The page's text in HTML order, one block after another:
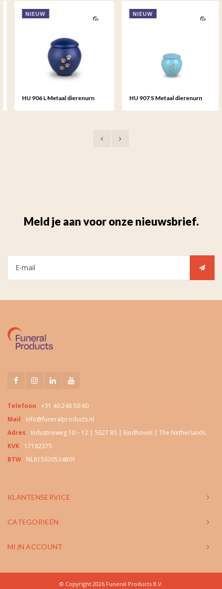
NIEUW
HU 906 L Metaal dierenurn
NIEUW
HU 907 S Metaal dierenurn
Meld je aan voor onze nieuwsbrief.
Telefoon
+31 40 248 50 60
Mail
info@funeralproducts.nl
Adres
Industrieweg 10 – 12 | 5627 BS | Eindhoven | The Netherlands
KVK
17182375
BTW
NL815330534B01
KLANTENSERVICE
CATEGORIEËN
MIJN ACCOUNT
© Copyright 2026 Funeral Products B.V.